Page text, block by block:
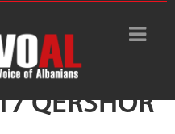
QERSHOR